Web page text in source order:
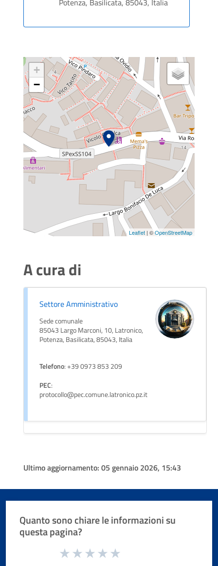
Potenza, Basilicata, 85043, Italia
+
−
Leaflet | ©OpenStreetMap
A cura di
Settore Amministrativo
Sede comunale
85043 Largo Marconi, 10, Latronico,
Potenza, Basilicata, 85043, Italia
Telefono: +39 0973 853 209
PEC:
protocollo@pec.comune.latronico.pz.it
Ultimo aggiornamento: 05 gennaio 2026, 15:43
Quanto sono chiare le informazioni su
questa pagina?
Valuta da 1 a 5 stelle la pagina